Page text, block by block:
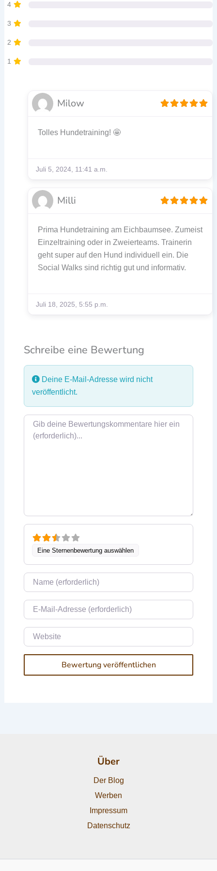
4
3
2
1
Milow
Tolles Hundetraining! 🤩
Juli 5, 2024, 11:41 a.m.
Milli
Prima Hundetraining am Eichbaumsee. Zumeist
Einzeltraining oder in Zweierteams. Trainerin
geht super auf den Hund individuell ein. Die
Social Walks sind richtig gut und informativ.
Juli 18, 2025, 5:55 p.m.
Schreibe eine Bewertung
Deine E-Mail-Adresse wird nicht
veröffentlicht.
Rezensionstext
Eine Sternenbewertung auswählen
Name
E-Mail
Website
Über
Der Blog
Werben
Impressum
Datenschutz